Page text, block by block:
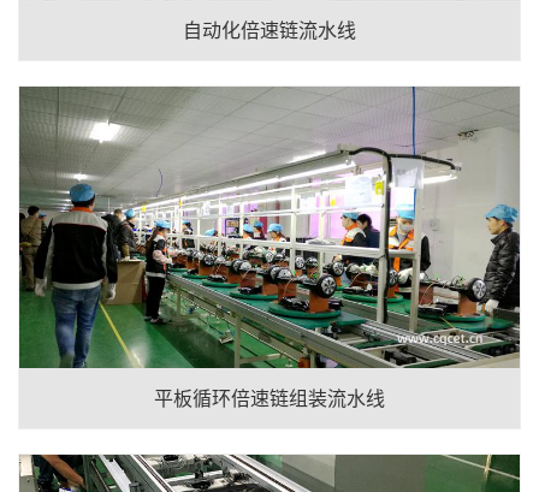
自动化倍速链流水线
平板循环倍速链组装流水线